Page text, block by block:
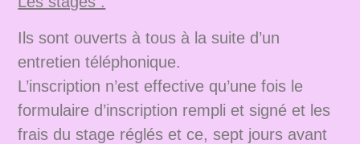
Ils sont ouverts à tous à la suite d’un
entretien téléphonique.
L’inscription n’est effective qu’une fois le
formulaire d’inscription rempli et signé et les
frais du stage réglés et ce, sept jours avant